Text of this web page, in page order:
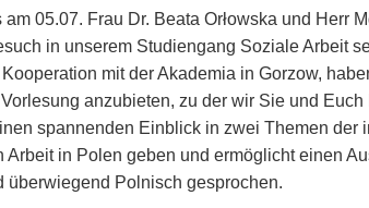
05.07. Frau Dr. Beata Orłowska und Herr
in unserem Studiengang Soziale Arbeit
mit der Akademia in Gorzow,
anzubieten, zu der wir Sie und
spannenden Einblick in zwei Themen der
Arbeit in Polen geben und ermöglicht einen
überwiegend Polnisch gesprochen.